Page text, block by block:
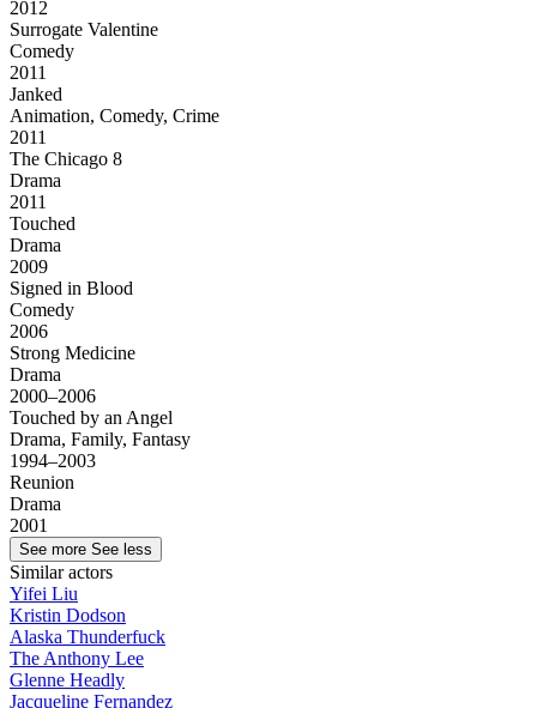
2012
Surrogate Valentine
Comedy
2011
Janked
Animation, Comedy, Crime
2011
The Chicago 8
Drama
2011
Touched
Drama
2009
Signed in Blood
Comedy
2006
Strong Medicine
Drama
2000–2006
Touched by an Angel
Drama, Family, Fantasy
1994–2003
Reunion
Drama
2001
See more See less
Similar actors
Yifei Liu
Kristin Dodson
Alaska Thunderfuck
The Anthony Lee
Glenne Headly
Jacqueline Fernandez